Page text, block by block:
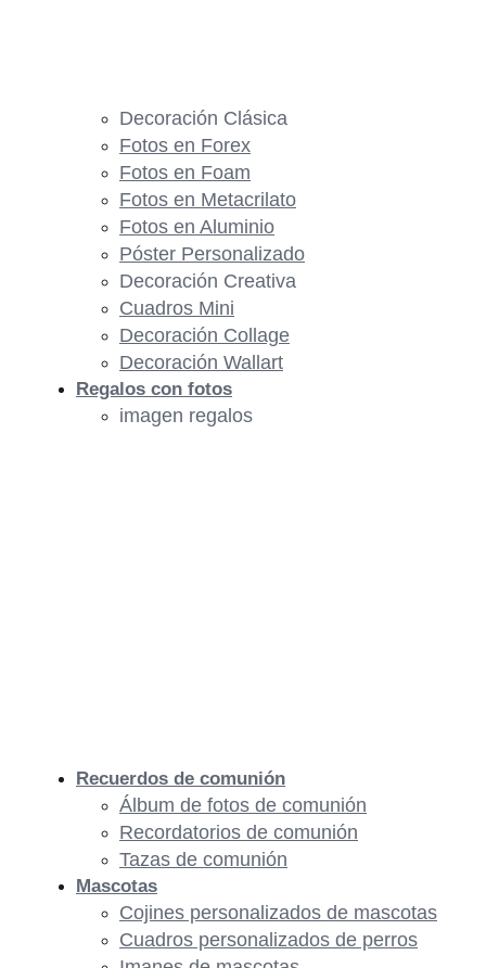
Decoración Clásica
Fotos en Forex
Fotos en Foam
Fotos en Metacrilato
Fotos en Aluminio
Póster Personalizado
Decoración Creativa
Cuadros Mini
Decoración Collage
Decoración Wallart
Regalos con fotos
imagen regalos
Recuerdos de comunión
Álbum de fotos de comunión
Recordatorios de comunión
Tazas de comunión
Mascotas
Cojines personalizados de mascotas
Cuadros personalizados de perros